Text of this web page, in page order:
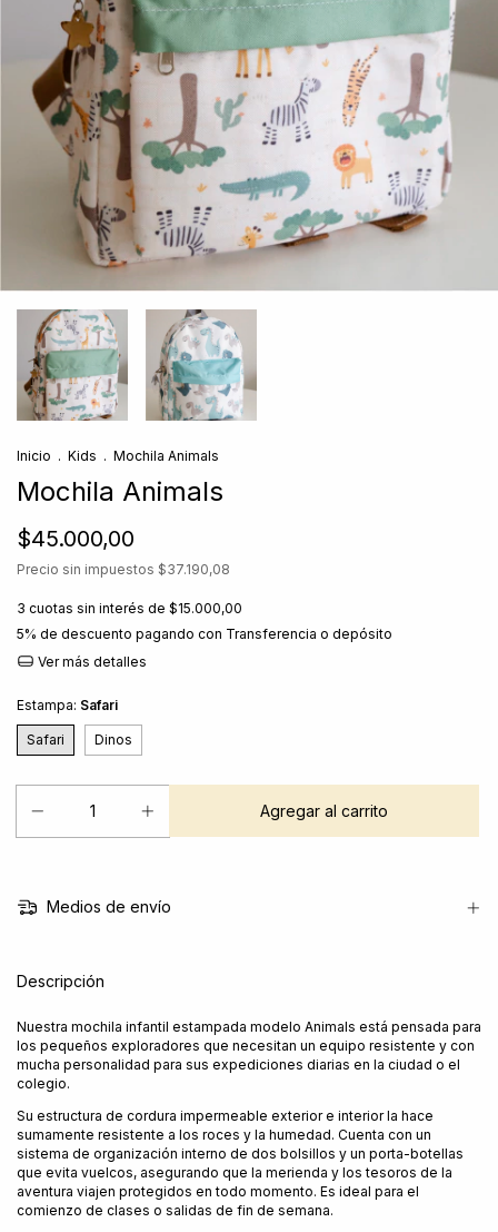
Inicio . Kids . Mochila Animals
Mochila Animals
$45.000,00
Precio sin impuestos $37.190,08
3 cuotas sin interés de $15.000,00
5% de descuento pagando con Transferencia o depósito
Ver más detalles
Estampa: Safari
Safari Dinos
Medios de envío
Descripción
Nuestra mochila infantil estampada modelo Animals está pensada para
los pequeños exploradores que necesitan un equipo resistente y con
mucha personalidad para sus expediciones diarias en la ciudad o el
colegio.
Su estructura de cordura impermeable exterior e interior la hace
sumamente resistente a los roces y la humedad. Cuenta con un
sistema de organización interno de dos bolsillos y un porta-botellas
que evita vuelcos, asegurando que la merienda y los tesoros de la
aventura viajen protegidos en todo momento. Es ideal para el
comienzo de clases o salidas de fin de semana.